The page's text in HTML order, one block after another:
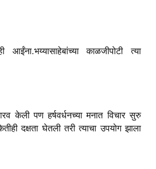
आईंना.भय्यासाहेबांच्या काळजीपोटी त्या
केली पण हर्षवर्धनच्या मनात विचार सुरु
दक्षता घेतली तरी त्याचा उपयोग झाला